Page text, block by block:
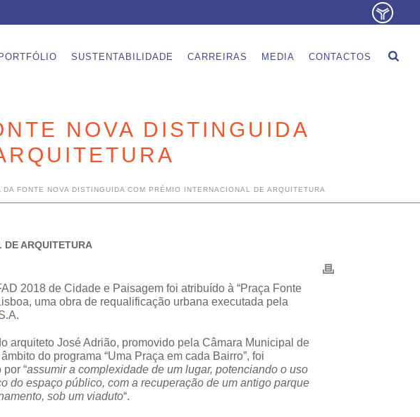
PORTFÓLIO SUSTENTABILIDADE CARREIRAS MEDIA CONTACTOS
NOVA DISTINGUIDA
FONTE NOVA DISTINGUIDA COM PRÉMIO INTERNACIONAL DE ARQUITETURA
DE ARQUITETURA
2018 de Cidade e Paisagem foi atribuído à “Praça Fonte
uma obra de requalificação urbana executada pela
arquiteto José Adrião, promovido pela Câmara Municipal de
do programa “Uma Praça em cada Bairro”, foi
“assumir a complexidade de um lugar, potenciando o uso
do espaço público, com a recuperação de um antigo parque
sob um viaduto“.